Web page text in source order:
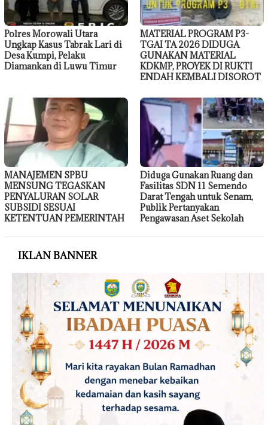
Polres Morowali Utara
Ungkap Kasus Tabrak Lari di
Desa Kumpi, Pelaku
Diamankan di Luwu Timur
MATERIAL PROGRAM P3-
TGAI TA 2026 DIDUGA
GUNAKAN MATERIAL
KDKMP, PROYEK DI RUKTI
ENDAH KEMBALI DISOROT
MANAJEMEN SPBU
MENSUNG TEGASKAN
PENYALURAN SOLAR
SUBSIDI SESUAI
KETENTUAN PEMERINTAH
Diduga Gunakan Ruang dan
Fasilitas SDN 11 Semendo
Darat Tengah untuk Senam,
Publik Pertanyakan
Pengawasan Aset Sekolah
IKLAN BANNER